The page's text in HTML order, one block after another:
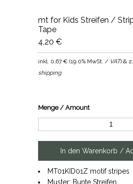
mt for Kids Streifen /
Tape
4,20 €
inkl. 0,67 € (19.0% MwSt. / VAT) &
shipping
Menge / Amount
MT01KID01Z motif stripes
Muster: Bunte Streifen